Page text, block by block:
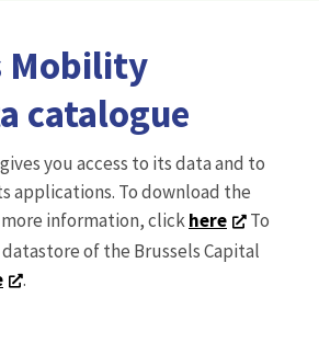
Mobility
catalogue
you access to its data and to
applications. To download the
information, clickhere
To
of the Brussels Capital
.